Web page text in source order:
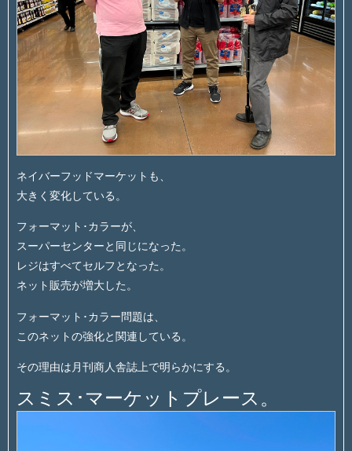
ネイバーフッドマーケットも、
大きく変化している。
フォーマット･カラーが、
スーパーセンターと同じになった。
レジはすべてセルフとなった。
ネット販売が増大した。
フォーマット･カラー問題は、
このネットの強化と関連している。
その理由は月刊商人舎誌上で明らかにする。
スミス･マーケットプレース。